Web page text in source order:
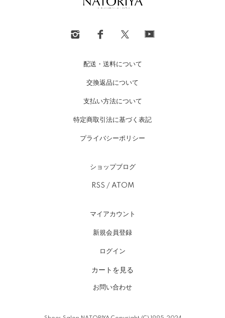
配送・送料について
交換返品について
支払い方法について
特定商取引法に基づく表記
プライバシーポリシー
ショップブログ
RSS / ATOM
マイアカウント
新規会員登録
ログイン
カートを見る
お問い合わせ